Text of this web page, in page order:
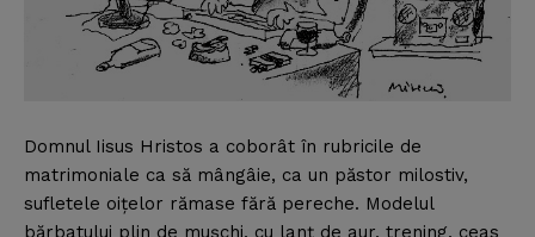
Domnul Iisus Hristos a coborât în rubricile de
matrimoniale ca să mângâie, ca un păstor milostiv,
sufletele oiţelor rămase fără pereche. Modelul
bărbatului plin de muşchi, cu lanţ de aur, trening, ceas